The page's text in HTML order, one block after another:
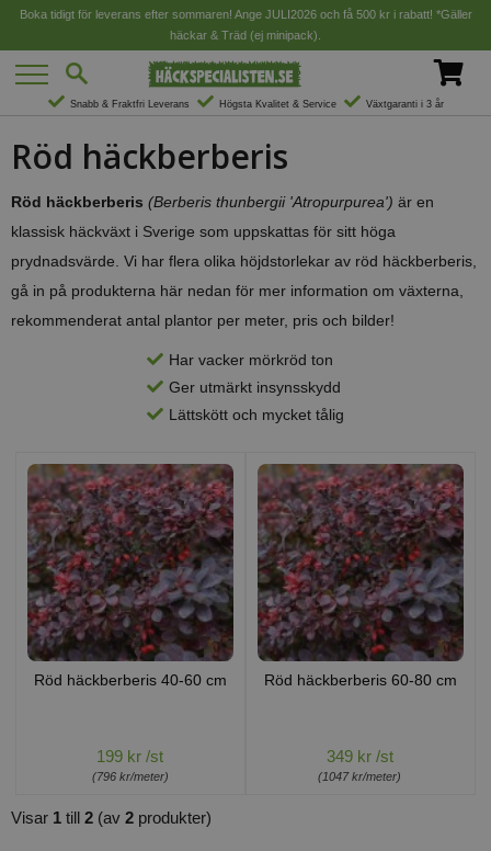
Boka tidigt för leverans efter sommaren! Ange JULI2026 och få 500 kr i rabatt! *Gäller
häckar & Träd (ej minipack).
Snabb & Fraktfri Leverans Högsta Kvalitet & Service Växtgaranti i 3 år
Röd häckberberis
Röd häckberberis (Berberis thunbergii 'Atropurpurea') är en
klassisk häckväxt i Sverige som uppskattas för sitt höga
prydnadsvärde. Vi har flera olika höjdstorlekar av röd häckberberis,
gå in på produkterna här nedan för mer information om växterna,
rekommenderat antal plantor per meter, pris och bilder!
Har vacker mörkröd ton
Ger utmärkt insynsskydd
Lättskött och mycket tålig
Röd häckberberis 40-60 cm
199 kr /st
(796 kr/meter)
Röd häckberberis 60-80 cm
349 kr /st
(1047 kr/meter)
Visar 1 till 2 (av 2 produkter)